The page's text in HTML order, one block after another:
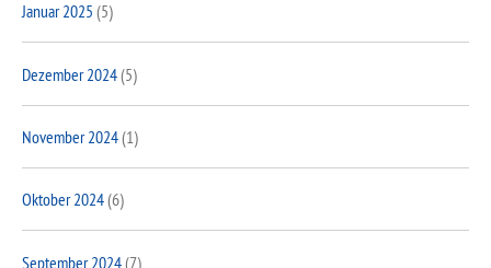
Januar 2025 (5)
Dezember 2024(5)
November 2024(1)
Oktober 2024(6)
September 2024(7)